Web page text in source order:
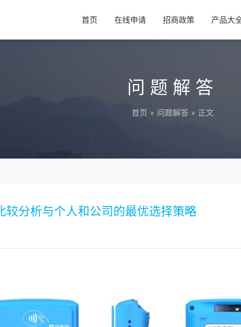
首页 在线申请 招商政策 产品大
问题解答
首页 » 问题解答 » 正文
较分析与个人和公司的最优选择策略